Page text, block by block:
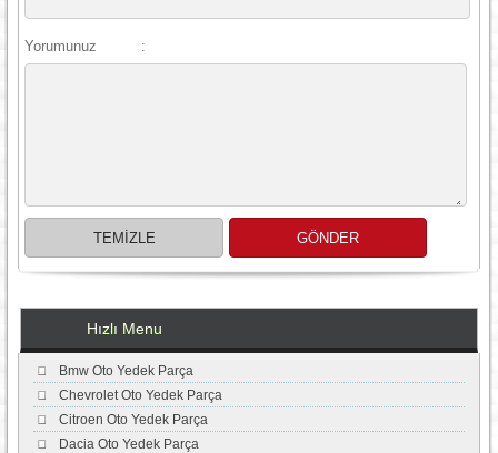
Yorumunuz :
Hızlı Menu
Bmw Oto Yedek Parça
Chevrolet Oto Yedek Parça
Citroen Oto Yedek Parça
Dacia Oto Yedek Parça